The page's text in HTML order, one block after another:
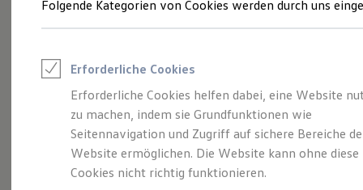
Junge Gebrauchtwagen und Gebrauchtwagen
Saisonangebote
Leasing
Leasing-Angebote
Gebrauchtwagen Leasing
Junge Gebrauchtwagen-Leasing
Elektroauto Leasing
Kleinwagen-Leasing
Leasing ohne Anzahlung
Eleganzschön
großartig. Der Passat.
Folgende Kategorien von Cookies werden durch uns
Erforderliche Cookies
Erforderliche Cookies helfen dabei, eine Website
zu machen, indem sie Grundfunktionen wie
Seitennavigation und Zugriff auf sichere Bereiche
Website ermöglichen. Die Website kann ohne diese
Cookies nicht richtig funktionieren.